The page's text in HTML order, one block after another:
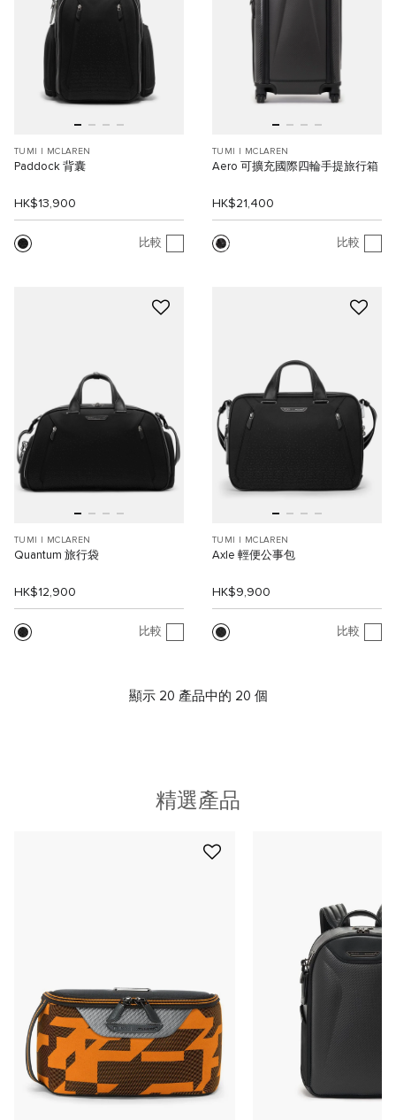
TUMI I MCLAREN
Paddock 背囊
HK$13,900
比較
TUMI I MCLAREN
Aero 可擴充國際四輪手提旅行箱
HK$21,400
比較
TUMI I MCLAREN
Quantum 旅行袋
HK$12,900
比較
TUMI I MCLAREN
Axle 輕便公事包
HK$9,900
比較
顯示 20 產品中的 20 個
精選產品